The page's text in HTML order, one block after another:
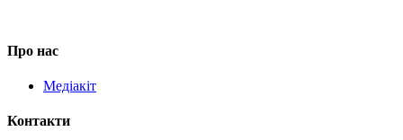
Про нас
Медіакіт
Контакти